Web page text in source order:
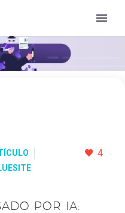
4
POR IA: